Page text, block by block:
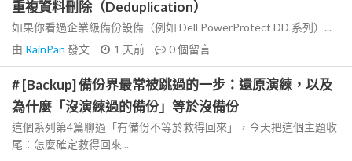
重複資料刪除（Deduplication）
如果你看過企業級備份設備（例如 Dell PowerProtect DD 系列）...
由 RainPan 發文 1 天前 0個留言
# [Backup] 備份界最常被跳過的一步：還原演練，以及
為什麼「沒演練過的備份」等於沒備份
這個系列第4篇聊過「有備份不等於救得回來」，今天把這個主題收
尾：怎麼確定救得回來...